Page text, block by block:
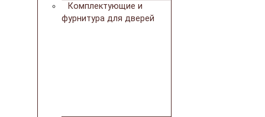
Комплектующие и
фурнитура для дверей